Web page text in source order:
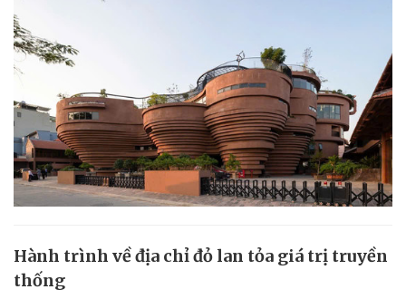
Hành trình về địa chỉ đỏ lan tỏa giá trị truyền
thống